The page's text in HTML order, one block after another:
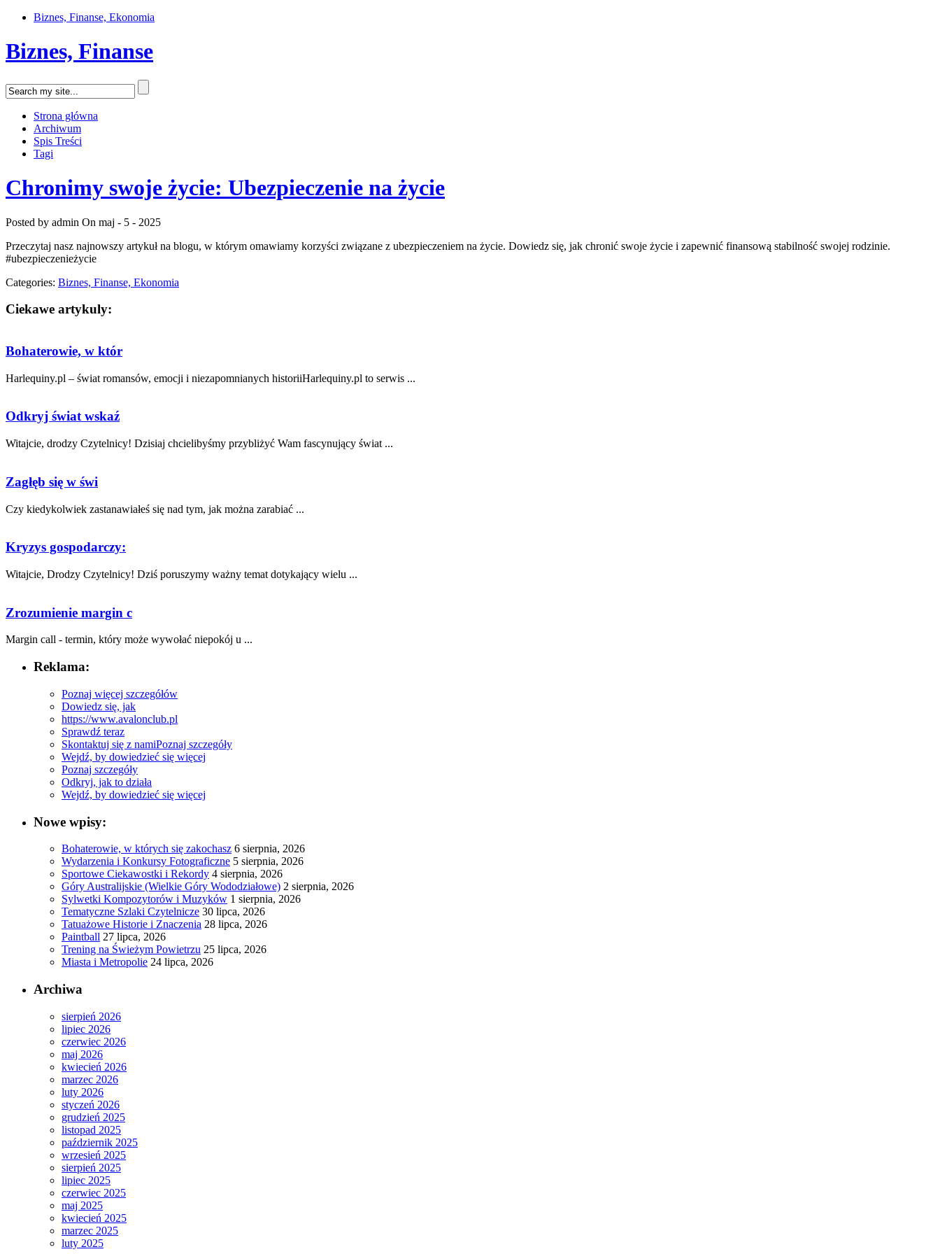
Biznes, Finanse, Ekonomia
Biznes, Finanse
Strona główna
Archiwum
Spis Treści
Tagi
Chronimy swoje życie: Ubezpieczenie na życie
Posted by admin On maj - 5 - 2025
Przeczytaj nasz najnowszy artykuł na blogu, w którym omawiamy korzyści związane z ubezpieczeniem na życie. Dowiedz się, jak chronić swoje życie i zapewnić finansową stabilność swojej rodzinie.
#ubezpieczenieżycie
Categories: Biznes, Finanse, Ekonomia
Ciekawe artykuly:
Bohaterowie, w któr
Harlequiny.pl – świat romansów, emocji i niezapomnianych historiiHarlequiny.pl to serwis ...
Odkryj świat wskaź
Witajcie, drodzy Czytelnicy! Dzisiaj chcielibyśmy przybliżyć Wam fascynujący świat ...
Zagłęb się w świ
Czy kiedykolwiek zastanawiałeś się nad tym, jak‌ można zarabiać ...
Kryzys gospodarczy:
Witajcie, Drodzy ⁤Czytelnicy! Dziś poruszymy ważny temat dotykający wielu ...
Zrozumienie margin c
Margin call - ⁤termin, który⁢ może wywołać niepokój u ...
Reklama:
Poznaj więcej szczegółów
Dowiedz się, jak
https://www.avalonclub.pl
Sprawdź teraz
Skontaktuj się z namiPoznaj szczegóły
Wejdź, by dowiedzieć się więcej
Poznaj szczegóły
Odkryj, jak to działa
Wejdź, by dowiedzieć się więcej
Nowe wpisy:
Bohaterowie, w których się zakochasz 6 sierpnia, 2026
Wydarzenia i Konkursy Fotograficzne 5 sierpnia, 2026
Sportowe Ciekawostki i Rekordy 4 sierpnia, 2026
Góry Australijskie (Wielkie Góry Wododziałowe) 2 sierpnia, 2026
Sylwetki Kompozytorów i Muzyków 1 sierpnia, 2026
Tematyczne Szlaki Czytelnicze 30 lipca, 2026
Tatuażowe Historie i Znaczenia 28 lipca, 2026
Paintball 27 lipca, 2026
Trening na Świeżym Powietrzu 25 lipca, 2026
Miasta i Metropolie 24 lipca, 2026
Archiwa
sierpień 2026
lipiec 2026
czerwiec 2026
maj 2026
kwiecień 2026
marzec 2026
luty 2026
styczeń 2026
grudzień 2025
listopad 2025
październik 2025
wrzesień 2025
sierpień 2025
lipiec 2025
czerwiec 2025
maj 2025
kwiecień 2025
marzec 2025
luty 2025